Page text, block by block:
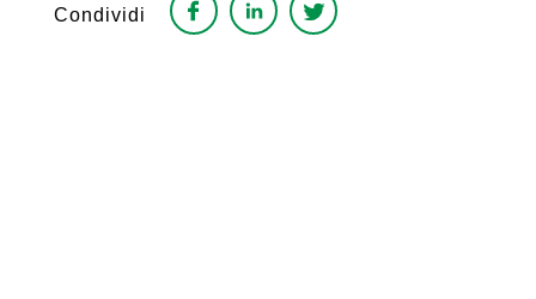
Condividi